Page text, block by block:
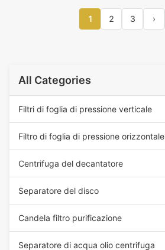
1 2 3 ›
All Categories
Filtri di foglia di pressione verticale
Filtro di foglia di pressione orizzontale
Centrifuga del decantatore
Separatore del disco
Candela filtro purificazione
Separatore di acqua olio centrifuga